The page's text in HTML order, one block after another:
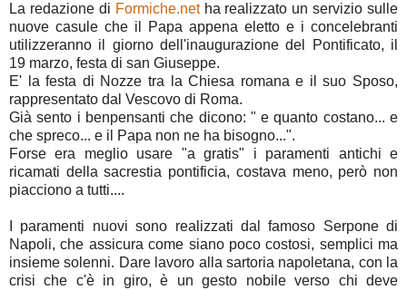
La redazione di Formiche.netha realizzato un servizio sulle
nuove casule che il Papa appena eletto e i concelebranti
utilizzeranno il giorno dell'inaugurazione del Pontificato, il
19 marzo, festa di san Giuseppe.
E' la festa di Nozze tra la Chiesa romana e il suo Sposo,
rappresentato dal Vescovo di Roma.
Già sento i benpensanti che dicono: " e quanto costano... e
che spreco... e il Papa non ne ha bisogno...".
Forse era meglio usare "a gratis" i paramenti antichi e
ricamati della sacrestia pontificia, costava meno, però non
piacciono a tutti....
I paramenti nuovi sono realizzati dal famoso Serpone di
Napoli, che assicura come siano poco costosi, semplici ma
insieme solenni. Dare lavoro alla sartoria napoletana, con la
crisi che c'è in giro, è un gesto nobile verso chi deve